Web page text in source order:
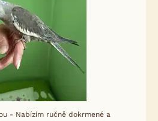
- Nabízím ručně dokrmené a